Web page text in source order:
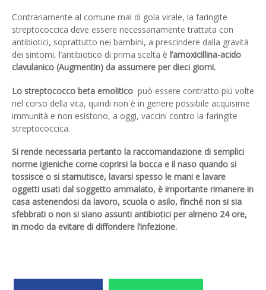
Contrariamente al comune mal di gola virale, la faringite
streptococcica deve essere necessariamente trattata con
antibiotici, soprattutto nei bambini, a prescindere dalla gravità
dei sintomi, l’antibiotico di prima scelta è l’amoxicillina-acido
clavulanico (Augmentin) da assumere per dieci giorni.
Lo streptococco beta emolitico può essere contratto più volte
nel corso della vita, quindi non è in genere possibile acquisirne
immunità e non esistono, a oggi, vaccini contro la faringite
streptococcica.
Si rende necessaria pertanto la raccomandazione di semplici
norme igieniche come coprirsi la bocca e il naso quando si
tossisce o si starnutisce, lavarsi spesso le mani e lavare
oggetti usati dal soggetto ammalato, è importante rimanere in
casa astenendosi da lavoro, scuola o asilo, finché non si sia
sfebbrati o non si siano assunti antibiotici per almeno 24 ore,
in modo da evitare di diffondere l’infezione.